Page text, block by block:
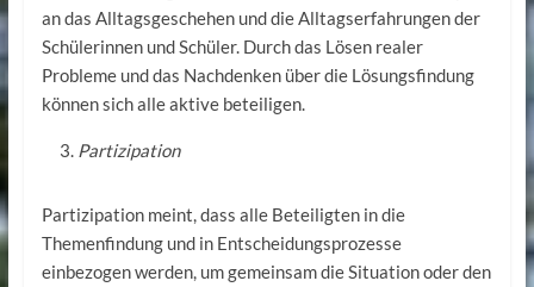
an das Alltagsgeschehen und die Alltagserfahrungen der
Schülerinnen und Schüler. Durch das Lösen realer
Probleme und das Nachdenken über die Lösungsfindung
können sich alle aktive beteiligen.
Partizipation
Partizipation meint, dass alle Beteiligten in die
Themenfindung und in Entscheidungsprozesse
einbezogen werden, um gemeinsam die Situation oder den